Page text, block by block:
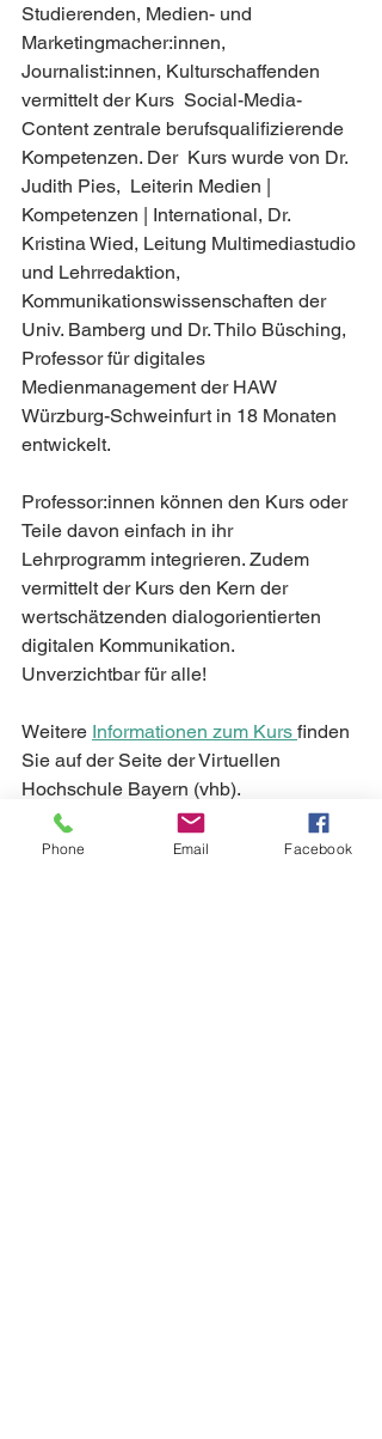
Studierenden, Medien- und
Marketingmacher:innen,
Journalist:innen, Kulturschaffenden
vermittelt der Kurs  Social-Media-
Content zentrale berufsqualifizierende
Kompetenzen. Der  Kurs wurde von Dr.
Judith Pies,  Leiterin Medien |
Kompetenzen | International, Dr.
Kristina Wied, Leitung Multimediastudio
und Lehrredaktion,
Kommunikationswissenschaften der
Univ. Bamberg und Dr. Thilo Büsching,
Professor für digitales
Medienmanagement der HAW
Würzburg-Schweinfurt in 18 Monaten
entwickelt.
Professor:innen können den Kurs oder
Teile davon einfach in ihr
Lehrprogramm integrieren. Zudem
vermittelt der Kurs den Kern der
wertschätzenden dialogorientierten
digitalen Kommunikation.
Unverzichtbar für alle!
Weitere Informationen zum Kurs finden
Sie auf der Seite der Virtuellen
Hochschule Bayern (vhb).
#SocialMedia
#ELearning
Phone Email Facebook